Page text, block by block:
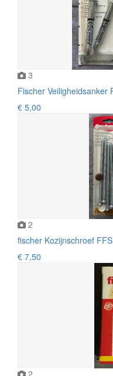
3
Fischer Veiligheidsanker
€ 5,00
2
fischer Kozijnschroef
€ 7,50
2